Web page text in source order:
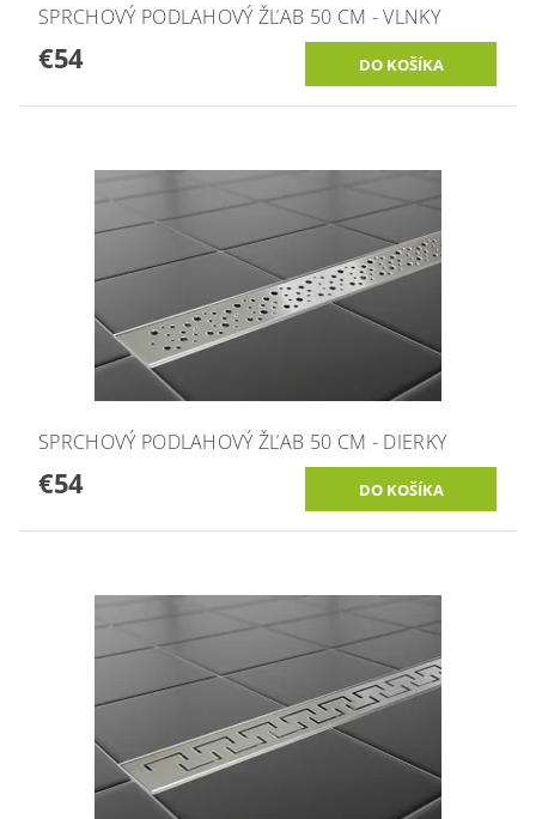
SPRCHOVÝ PODLAHOVÝ ŽĽAB 50 CM - VLNKY
€54
SPRCHOVÝ PODLAHOVÝ ŽĽAB 50 CM - DIERKY
€54